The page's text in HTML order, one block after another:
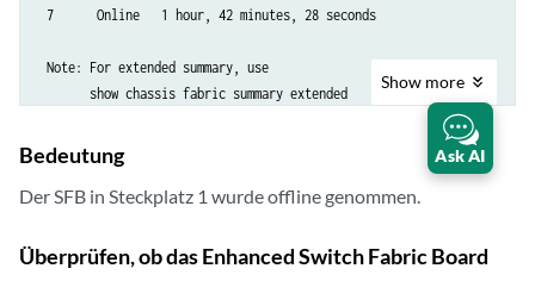
      Plane 6: Plane enabled
  PFE #2
      Plane 0: Plane enabled
      Plane 2: Plane enabled
      Plane 4: Plane enabled
      Plane 6: Plane enabled
7      Online   1 hour, 42 minutes, 28 seconds
Note: For extended summary, use
       show chassis fabric summary extended
Show more
Bedeutung
Der SFB in Steckplatz 1 wurde offline genommen.
Überprüfen, ob das Enhanced Switch Fabric Board
Ask AI